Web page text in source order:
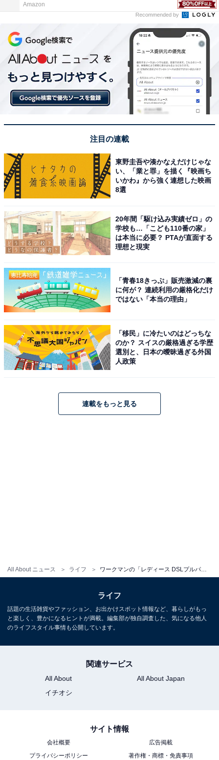
All About ニュース ライフ
地です
フードは深めで小雨にも対応できそう
Amazon
Recommended by
注目の連載
東野圭吾や湊かなえだけじゃな
い、「業と罪」を描く『映画ち
いかわ』から強く連想した映画
8選
20年間「駆け込み実績ゼロ」の
学校も…「こども110番の家」
は本当に必要？ PTAが直面する
理想と現実
「青春18きっぷ」販売激減の裏
に何が？ 連続利用の厳格化だけ
ではない「本当の理由」
「移民」に冷たいのはどっちな
のか？ スイスの厳格過ぎる学歴
選別と、日本の曖昧過ぎる外国
人政策
連載をもっと見る
ライフ
話題の生活雑貨やファッション、お出かけスポット情報など、暮らしがもっ
と楽しく、豊かになるヒントが満載。編集部が独自調査した、気になる他人
のライフスタイル事情も公開しています。
関連サービス
All About
All About Japan
イチオシ
サイト情報
会社概要
広告掲載
プライバシーポリシー
著作権・商標・免責事項